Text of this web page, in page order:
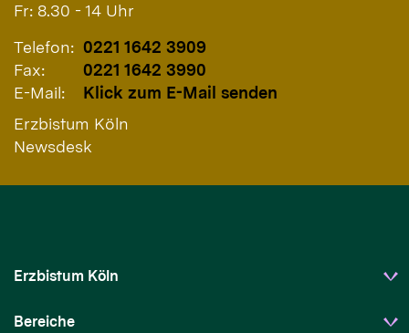
Fr: 8.30 - 14 Uhr
Telefon: 0221 1642 3909
Fax:
0221 1642 3990
E-Mail:
Klick zum E-Mail senden
Erzbistum Köln
Newsdesk
Erzbistum Köln
Bereiche